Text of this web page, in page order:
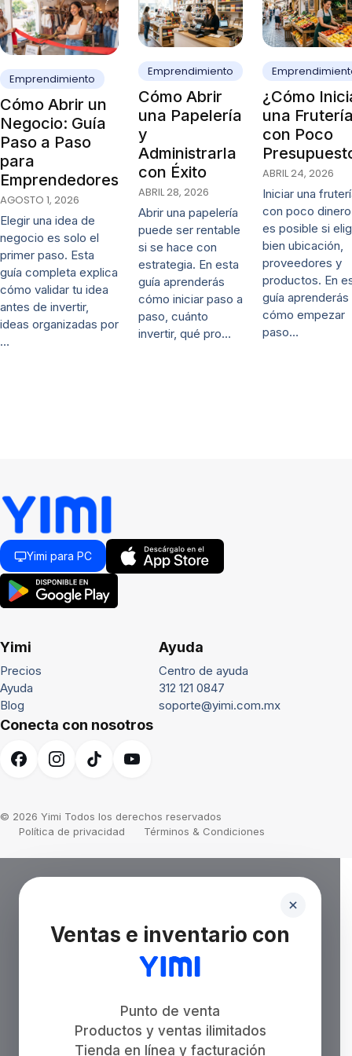
Emprendimiento
Cómo Abrir un
Negocio: Guía
Paso a Paso
para
Emprendedores
AGOSTO 1, 2026
Elegir una idea de
negocio es solo el
primer paso. Esta
guía completa explica
cómo validar tu idea
antes de invertir,
ideas organizadas por
…
Emprendimiento
Cómo Abrir
una Papelería
y
Administrarla
con Éxito
ABRIL 28, 2026
Abrir una papelería
puede ser rentable
si se hace con
estrategia. En esta
guía aprenderás
cómo iniciar paso a
paso, cuánto
invertir, qué pro…
¿Cómo
una
con Poco
ABRIL 24, 2026
Iniciar una
con poco dinero
es posible si
bien ubicación,
proveedores y
productos. En
guía aprenderás
cómo empezar
paso…
Yimi para PC
Yimi
Precios
Ayuda
Blog
Ayuda
Centro de ayuda
312 121 0847
soporte@yimi.com.mx
Conecta con nosotros
© 2026 Yimi Todos los derechos reservados
Política de privacidad
Términos & Condiciones
Ventas e inventario con
Punto de venta
Productos y ventas ilimitados
Tienda en línea y facturación